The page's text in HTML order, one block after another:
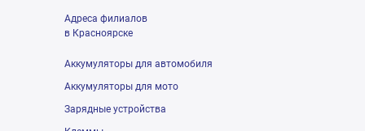
Адреса филиалов
в Красноярске
Аккумуляторы для автомобиля
Аккумуляторы для мото
Зарядные устройства